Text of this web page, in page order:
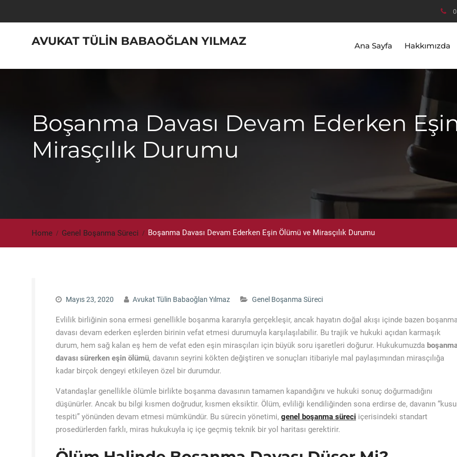
AVUKAT TÜLIN BABAOĞLAN YILMAZ Ana Sayfa Hakkımızda
Boşanma Davası Devam Ederken
Mirasçılık Durumu
Home Genel Boşanma Süreci Boşanma Davası Devam Ederken Eşin Ölümü ve Mirasçılık Durumu
Mayıs 23, 2020 Avukat Tülin Babaoğlan Yılmaz Genel Boşanma Süreci
Evlilik birliğinin sona ermesi genellikle boşanma kararıyla gerçekleşir, ancak hayatın doğal akışı içinde bazen
davası devam ederken eşlerden birinin vefat etmesi durumuyla karşılaşılabilir. Bu trajik ve hukuki açıdan karmaşık
durum, hem sağ kalan eş hem de vefat eden eşin mirasçıları için büyük soru işaretleri doğurur. Hukukumuzda
davası sürerken eşin ölümü, davanın seyrini kökten değiştiren ve sonuçları itibariyle mal paylaşımından mirasçılığa
kadar birçok dengeyi etkileyen özel bir durumdur.
Vatandaşlar genellikle ölümle birlikte boşanma davasının tamamen kapandığını ve hukuki sonuç doğurmadığını
düşünürler. Ancak bu bilgi kısmen doğrudur, kısmen eksiktir. Ölüm, evliliği kendiliğinden sona erdirse de, davanın
tespiti” yönünden devam etmesi mümkündür. Bu sürecin yönetimi, genel boşanma süreci içerisindeki standart
prosedürlerden farklı, miras hukukuyla iç içe geçmiş teknik bir yol haritası gerektirir.